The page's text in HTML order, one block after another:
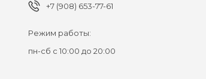
+7 (908) 653-77-61
Режим работы:
пн-сб с 10:00 до 20:00